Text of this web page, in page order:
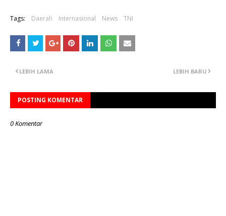
Tags: Daerah Internasional News TNI
LEBIH BARU
LEBIH LAMA
POSTING KOMENTAR
0 Komentar